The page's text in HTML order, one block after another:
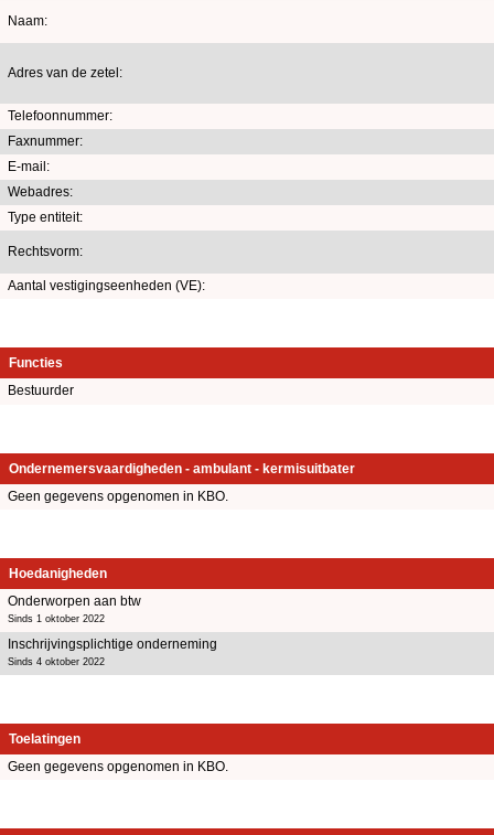
Naam:
Adres van de zetel:
Telefoonnummer:
Faxnummer:
E-mail:
Webadres:
Type entiteit:
Rechtsvorm:
Aantal vestigingseenheden (VE):
Functies
Bestuurder
Ondernemersvaardigheden - ambulant - kermisuitbater
Geen gegevens opgenomen in KBO.
Hoedanigheden
Onderworpen aan btw
Sinds 1 oktober 2022
Inschrijvingsplichtige onderneming
Sinds 4 oktober 2022
Toelatingen
Geen gegevens opgenomen in KBO.